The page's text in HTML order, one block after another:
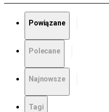
Powiązane
Polecane
Najnowsze
Tagi